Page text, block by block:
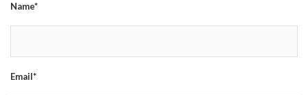
Name*
Email*